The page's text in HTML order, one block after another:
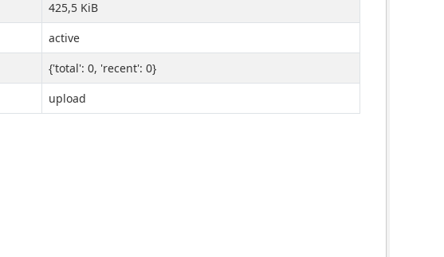
425,5 KiB
active
{'total': 0, 'recent': 0}
upload